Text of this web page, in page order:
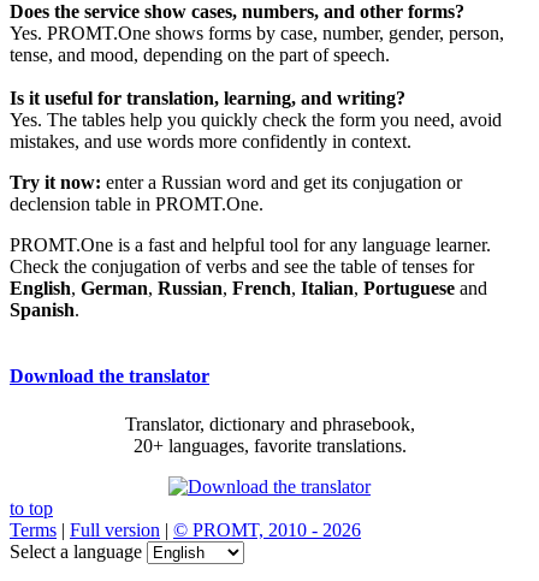
Does the service show cases, numbers, and other forms?
Yes. PROMT.One shows forms by case, number, gender, person,
tense, and mood, depending on the part of speech.
Is it useful for translation, learning, and writing?
Yes. The tables help you quickly check the form you need, avoid
mistakes, and use words more confidently in context.
Try it now: enter a Russian word and get its conjugation or
declension table in PROMT.One.
PROMT.One is a fast and helpful tool for any language learner.
Check the conjugation of verbs and see the table of tenses for
English, German, Russian, French, Italian, Portuguese and
Spanish.
Download the translator
Translator, dictionary and phrasebook,
20+ languages, favorite translations.
to top
Terms | Full version | © PROMT, 2010 - 2026
Select a language